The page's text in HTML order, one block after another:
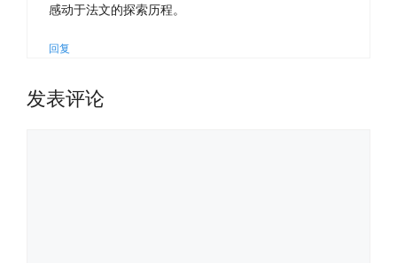
感动于法文的探索历程。
回复
发表评论